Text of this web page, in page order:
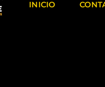
INICIO